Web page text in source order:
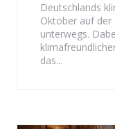
Deutschlands
Oktober auf der
unterwegs.
das...